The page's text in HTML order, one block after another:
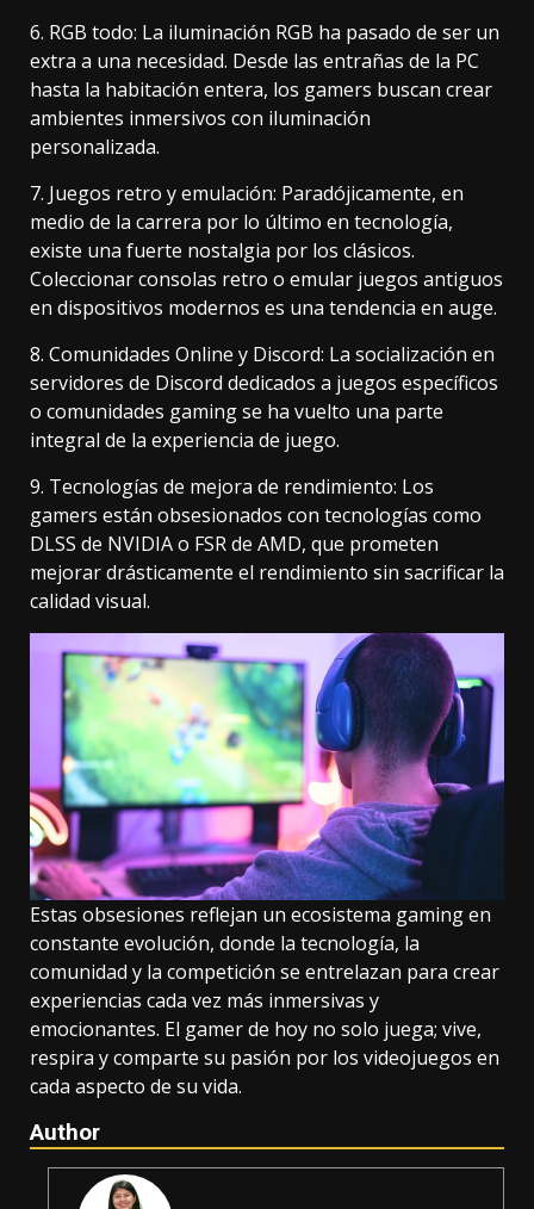
6. RGB todo: La iluminación RGB ha pasado de ser un
extra a una necesidad. Desde las entrañas de la PC
hasta la habitación entera, los gamers buscan crear
ambientes inmersivos con iluminación
personalizada.
7. Juegos retro y emulación: Paradójicamente, en
medio de la carrera por lo último en tecnología,
existe una fuerte nostalgia por los clásicos.
Coleccionar consolas retro o emular juegos antiguos
en dispositivos modernos es una tendencia en auge.
8. Comunidades Online y Discord: La socialización en
servidores de Discord dedicados a juegos específicos
o comunidades gaming se ha vuelto una parte
integral de la experiencia de juego.
9. Tecnologías de mejora de rendimiento: Los
gamers están obsesionados con tecnologías como
DLSS de NVIDIA o FSR de AMD, que prometen
mejorar drásticamente el rendimiento sin sacrificar la
calidad visual.
Estas obsesiones reflejan un ecosistema gaming en
constante evolución, donde la tecnología, la
comunidad y la competición se entrelazan para crear
experiencias cada vez más inmersivas y
emocionantes. El gamer de hoy no solo juega; vive,
respira y comparte su pasión por los videojuegos en
cada aspecto de su vida.
Author